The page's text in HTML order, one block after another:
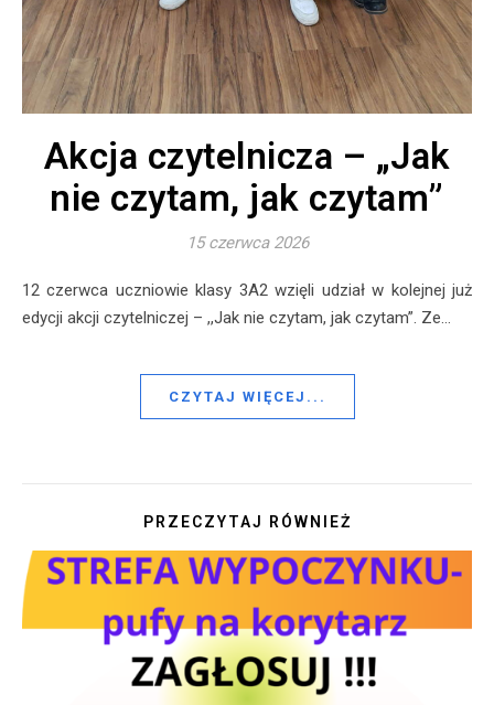
Akcja czytelnicza – „Jak
nie czytam, jak czytam”
15 czerwca 2026
12 czerwca uczniowie klasy 3A2 wzięli udział w kolejnej już
edycji akcji czytelniczej – ,,Jak nie czytam, jak czytam”. Ze…
CZYTAJ WIĘCEJ...
PRZECZYTAJ RÓWNIEŻ